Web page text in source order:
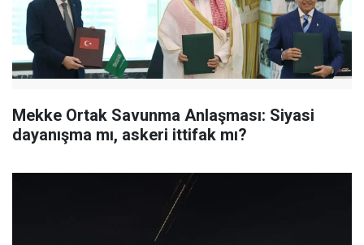
Mekke Ortak Savunma Anlaşması: Siyasi
dayanışma mı, askeri ittifak mı?